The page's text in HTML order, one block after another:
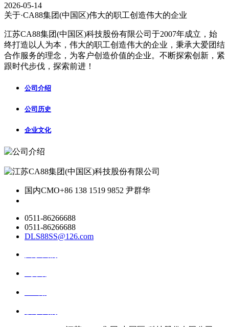
2026-05-14
关于·CA88集团(中国区)伟大的职工创造伟大的企业
江苏CA88集团(中国区)科技股份有限公司于2007年成立，始
终打造以人为本，伟大的职工创造伟大的企业，秉承大爱团结
合作服务的理念，为客户创造价值的企业。不断探索创新，紧
跟时代步伐，探索前进！
公司介绍
公司历史
企业文化
国内CMO+86 138 1519 9852 尹群华
0511-86266688
0511-86266688
DLS88SS@126.com